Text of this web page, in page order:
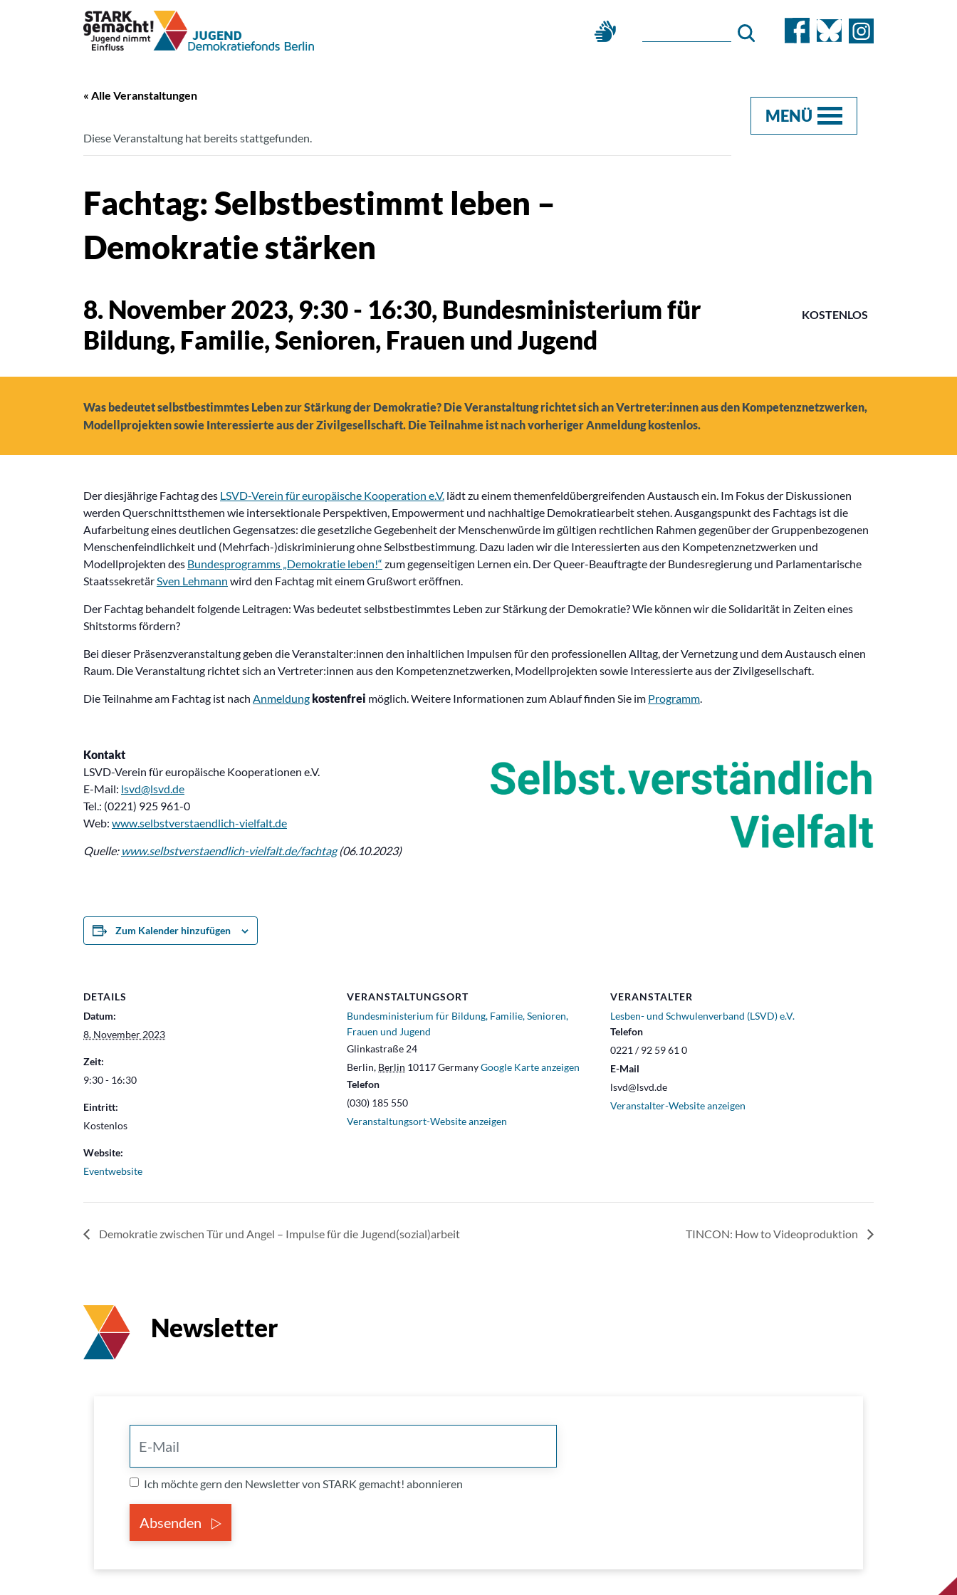
MENÜ
« Alle Veranstaltungen
Diese Veranstaltung hat bereits stattgefunden.
Fachtag: Selbstbestimmt leben –
Demokratie stärken
8. November 2023, 9:30- 16:30, Bundesministerium für
Bildung, Familie, Senioren, Frauen und Jugend
KOSTENLOS
Was bedeutet selbstbestimmtes Leben zur Stärkung der Demokratie? Die Veranstaltung richtet sich an Vertreter:innen aus den Kompetenznetzwerken,
Modellprojekten sowie Interessierte aus der Zivilgesellschaft. Die Teilnahme ist nach vorheriger Anmeldung kostenlos.
Der diesjährige Fachtag des LSVD-Verein für europäische Kooperation e.V. lädt zu einem themenfeldübergreifenden Austausch ein. Im Fokus der Diskussionen
werden Querschnittsthemen wie intersektionale Perspektiven, Empowerment und nachhaltige Demokratiearbeit stehen. Ausgangspunkt des Fachtags ist die
Aufarbeitung eines deutlichen Gegensatzes: die gesetzliche Gegebenheit der Menschenwürde im gültigen rechtlichen Rahmen gegenüber der Gruppenbezogenen
Menschenfeindlichkeit und (Mehrfach-)diskriminierung ohne Selbstbestimmung. Dazu laden wir die Interessierten aus den Kompetenznetzwerken und
Modellprojekten des Bundesprogramms „Demokratie leben!“ zum gegenseitigen Lernen ein. Der Queer-Beauftragte der Bundesregierung und Parlamentarische
StaatssekretärSven Lehmann wird den Fachtag mit einem Grußwort eröffnen.
Der Fachtag behandelt folgende Leitragen: Was bedeutet selbstbestimmtes Leben zur Stärkung der Demokratie? Wie können wir die Solidarität in Zeiten eines
Shitstorms fördern?
Bei dieser Präsenzveranstaltung geben die Veranstalter:innen den inhaltlichen Impulsen für den professionellen Alltag, der Vernetzung und dem Austausch einen
Raum. Die Veranstaltung richtet sich an Vertreter:innen aus den Kompetenznetzwerken, Modellprojekten sowie Interessierte aus der Zivilgesellschaft.
Die Teilnahme am Fachtag ist nach Anmeldung kostenfrei möglich. Weitere Informationen zum Ablauf finden Sie im Programm.
Kontakt
LSVD-Verein für europäische Kooperationen e.V.
E-Mail: lsvd@lsvd.de
Tel.: (0221) 925 961-0
Web: www.selbstverstaendlich-vielfalt.de
Quelle: www.selbstverstaendlich-vielfalt.de/fachtag(06.10.2023)
Zum Kalender hinzufügen
DETAILS
Datum:
8. November 2023
Zeit:
9:30 - 16:30
Eintritt:
Kostenlos
Website:
Eventwebsite
VERANSTALTUNGSORT
Bundesministerium für Bildung, Familie, Senioren,
Frauen und Jugend
Glinkastraße 24
Berlin, Berlin 10117GermanyGoogle Karte anzeigen
Telefon
(030) 185 550
Veranstaltungsort-Website anzeigen
VERANSTALTER
Lesben- und Schwulenverband (LSVD) e.V.
Telefon
0221 / 92 59 61 0
E-Mail
lsvd@lsvd.de
Veranstalter-Website anzeigen
Demokratie zwischen Tür und Angel – Impulse für die Jugend(sozial)arbeit TINCON: How to Videoproduktion
Newsletter
Ich möchte gern den Newsletter von STARK gemacht! abonnieren
Absenden